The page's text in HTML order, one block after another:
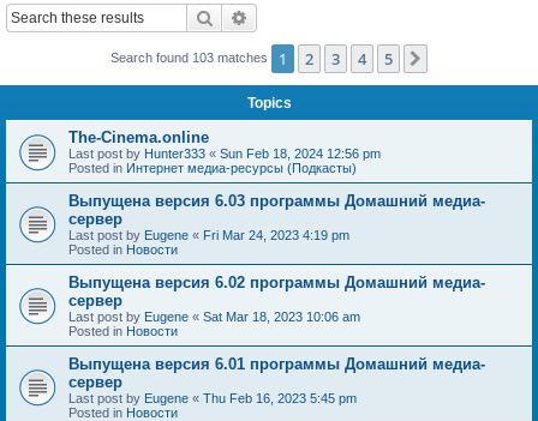
Search
Search found 103 matches 1 2 3 4 5
Topics
The-Cinema.online
Last post by Hunter333 « Sun Feb 18, 2024 12:56 pm
Posted in Интернет медиа-ресурсы (Подкасты)
Выпущена версия 6.03 программы Домашний медиа-
сервер
Last post by Eugene « Fri Mar 24, 2023 4:19 pm
Posted in Новости
Выпущена версия 6.02 программы Домашний медиа-
сервер
Last post by Eugene « Sat Mar 18, 2023 10:06 am
Posted in Новости
Выпущена версия 6.01 программы Домашний медиа-
сервер
Last post by Eugene « Thu Feb 16, 2023 5:45 pm
Posted in Новости